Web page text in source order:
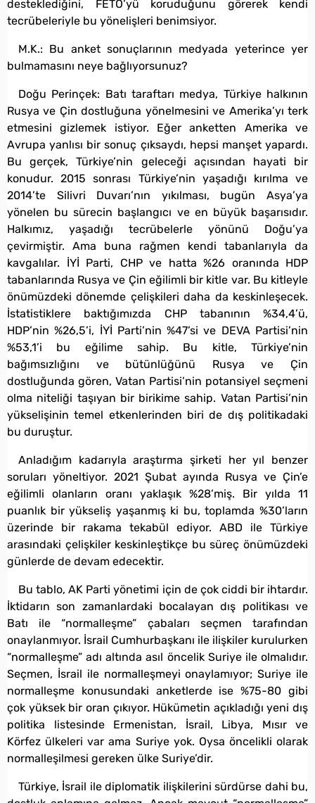
desteklediğini, FETÖ’yü koruduğunu görerek kendi
tecrübeleriyle bu yönelişleri benimsiyor.
M.K.: Bu anket sonuçlarının medyada yeterince yer
bulmamasını neye bağlıyorsunuz?
Doğu Perinçek: Batı taraftarı medya, Türkiye halkının
Rusya ve Çin dostluğuna yönelmesini ve Amerika’yı terk
etmesini gizlemek istiyor. Eğer anketten Amerika ve
Avrupa yanlısı bir sonuç çıksaydı, hepsi manşet yapardı.
Bu gerçek, Türkiye’nin geleceği açısından hayati bir
konudur. 2015 sonrası Türkiye’nin yaşadığı kırılma ve
2014’te Silivri Duvarı’nın yıkılması, bugün Asya’ya
yönelen bu sürecin başlangıcı ve en büyük başarısıdır.
Halkımız, yaşadığı tecrübelerle yönünü Doğu’ya
çevirmiştir. Ama buna rağmen kendi tabanlarıyla da
kavgalılar. İYİ Parti, CHP ve hatta %26 oranında HDP
tabanlarında Rusya ve Çin eğilimli bir kitle var. Bu kitleyle
önümüzdeki dönemde çelişkileri daha da keskinleşecek.
İstatistiklere baktığımızda CHP tabanının %34,4’ü,
HDP’nin %26,5’i, İYİ Parti’nin %47’si ve DEVA Partisi’nin
%53,1’i bu eğilime sahip. Bu kitle, Türkiye’nin
bağımsızlığını ve bütünlüğünü Rusya ve Çin
dostluğunda gören, Vatan Partisi’nin potansiyel seçmeni
olma niteliği taşıyan bir birikime sahip. Vatan Partisi’nin
yükselişinin temel etkenlerinden biri de dış politikadaki
bu duruştur.
Anladığım kadarıyla araştırma şirketi her yıl benzer
soruları yöneltiyor. 2021 Şubat ayında Rusya ve Çin’e
eğilimli olanların oranı yaklaşık %28’miş. Bir yılda 11
puanlık bir yükseliş yaşanmış ki bu, toplamda %30’ların
üzerinde bir rakama tekabül ediyor. ABD ile Türkiye
arasındaki çelişkiler keskinleştikçe bu süreç önümüzdeki
günlerde de devam edecektir.
Bu tablo, AK Parti yönetimi için de çok ciddi bir ihtardır.
İktidarın son zamanlardaki bocalayan dış politikası ve
Batı ile “normalleşme” çabaları seçmen tarafından
onaylanmıyor. İsrail Cumhurbaşkanı ile ilişkiler kurulurken
“normalleşme” adı altında asıl öncelik Suriye ile olmalıdır.
Seçmen, İsrail ile normalleşmeyi onaylamıyor; Suriye ile
normalleşme konusundaki anketlerde ise %75-80 gibi
çok yüksek bir oran çıkıyor. Hükümetin açıkladığı yeni dış
politika listesinde Ermenistan, İsrail, Libya, Mısır ve
Körfez ülkeleri var ama Suriye yok. Oysa öncelikli olarak
normalleşilmesi gereken ülke Suriye’dir.
Türkiye, İsrail ile diplomatik ilişkilerini sürdürse dahi bu,